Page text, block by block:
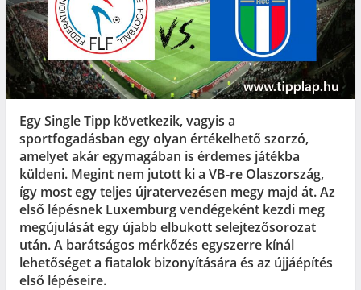
Egy Single Tipp következik, vagyis a
sportfogadásban egy olyan értékelhető szorzó,
amelyet akár egymagában is érdemes játékba
küldeni. Megint nem jutott ki a VB-re Olaszország,
így most egy teljes újratervezésen megy majd át. Az
első lépésnek Luxemburg vendégeként kezdi meg
megújulását egy újabb elbukott selejtezősorozat
után. A barátságos mérkőzés egyszerre kínál
lehetőséget a fiatalok bizonyítására és az újjáépítés
első lépéseire.